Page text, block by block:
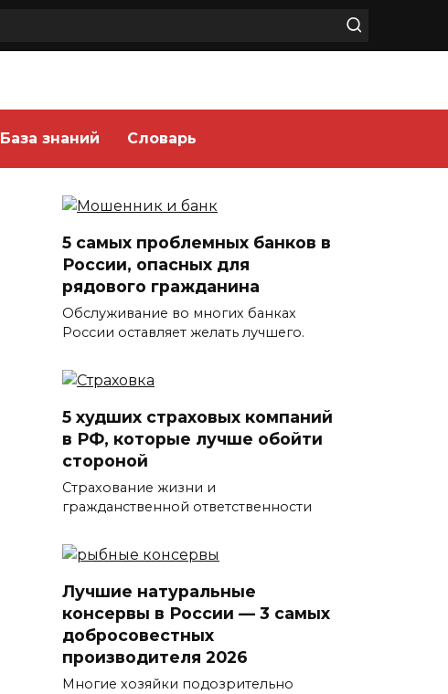
База знаний Словарь
5 самых проблемных банков в
России, опасных для
рядового гражданина
Обслуживание во многих банках
России оставляет желать лучшего.
5 худших страховых компаний
в РФ, которые лучше обойти
стороной
Страхование жизни и
гражданственной ответственности
Лучшие натуральные
консервы в России — 3 самых
добросовестных
производителя 2026
Многие хозяйки подозрительно